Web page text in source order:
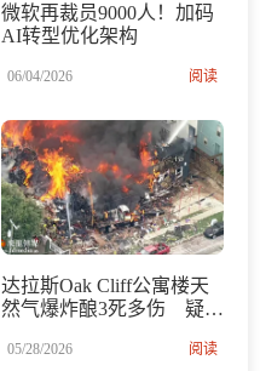
微软再裁员9000人！加码
AI转型优化架构
06/04/2026 阅读
达拉斯Oak Cliff公寓楼天
然气爆炸酿3死多伤 疑施
05/28/2026 阅读